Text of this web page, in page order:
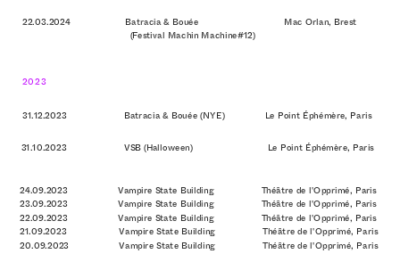
22.03.2024                      Batracia & Bouée                                  Mac Orlan, Brest
                                           (Festival Machin Machine#12)
2023
31.12.2023                       Batracia & Bouée (NYE)                Le Point Éphémère, Paris
31.10.2023                       VSB (Halloween)                              Le Point Éphémère, Paris
24.09.2023                    Vampire State Building                   Théâtre de l'Opprimé, Paris
23.09.2023                    Vampire State Building                   Théâtre de l'Opprimé, Paris
22.09.2023                    Vampire State Building                   Théâtre de l'Opprimé, Paris
21.09.2023                     Vampire State Building                   Théâtre de l'Opprimé, Paris
20.09.2023                    Vampire State Building                   Théâtre de l'Opprimé, Paris